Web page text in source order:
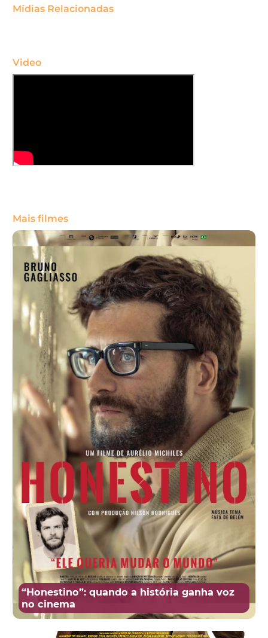
Mídias Relacionadas
Video
Mais filmes
“Honestino”: quando a história ganha voz
no cinema